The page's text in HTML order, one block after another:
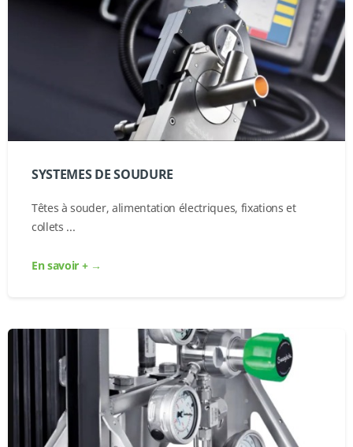
SYSTEMES DE SOUDURE
Têtes à souder, alimentation électriques, fixations et
collets ...
En savoir + →